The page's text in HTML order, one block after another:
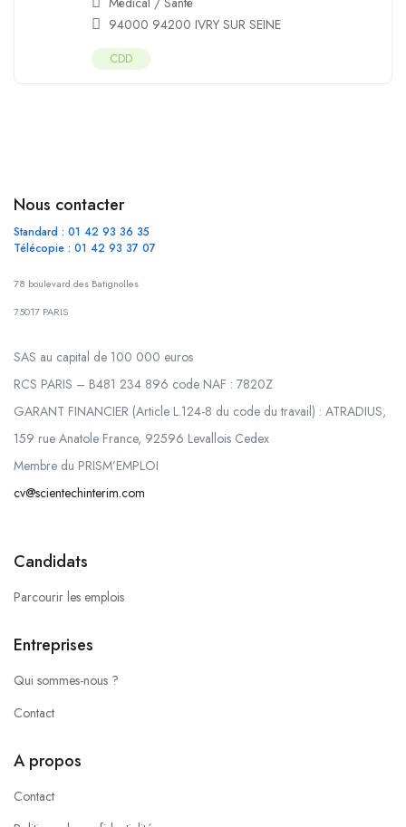
94000 94200 IVRY SUR SEINE
CDD
Nous contacter
Standard : 01 42 93 36 35
Télécopie : 01 42 93 37 07
78 boulevard des Batignolles
75017 PARIS
SAS au capital de 100 000 euros
RCS PARIS – B481 234 896 code NAF : 7820Z
GARANT FINANCIER (Article L.124-8 du code du travail) : ATRADIUS,
159 rue Anatole France, 92596 Levallois Cedex
Membre du PRISM’EMPLOI
cv@scientechinterim.com
Candidats
Parcourir les emplois
Entreprises
Qui sommes-nous ?
Contact
A propos
Contact